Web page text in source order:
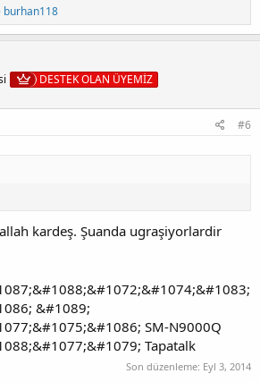
burhan118
DESTEK OLAN ÜYEMİZ
#6
kardeş. Şuanda ugraşiyorlardir
&#1089;
SM-N9000Q
Tapatalk
Son düzenleme: Eyl 3, 2014